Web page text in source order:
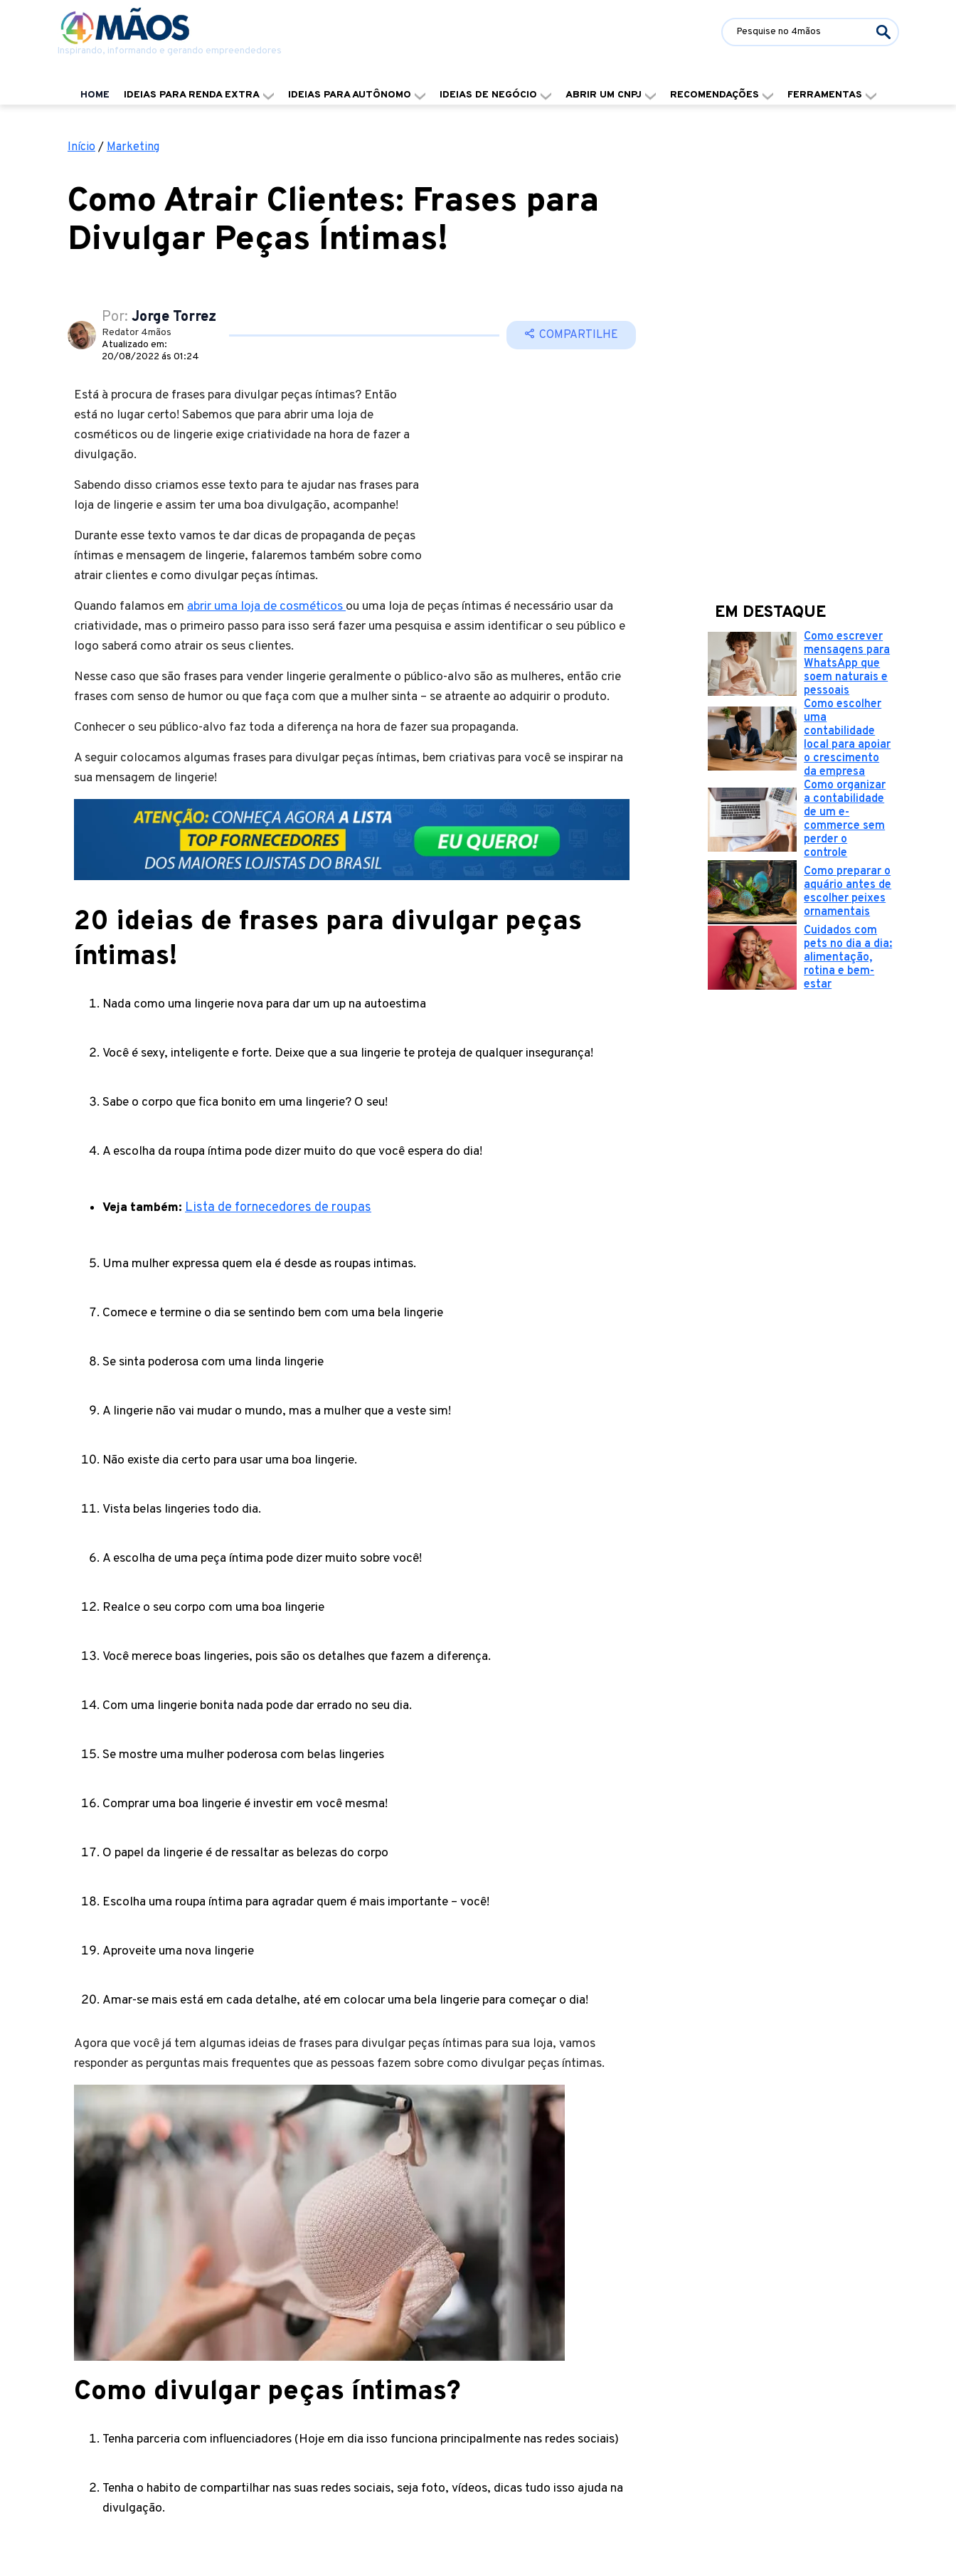
Inspirando, informando e gerando empreendedores
HOME IDEIAS PARA RENDA EXTRA IDEIAS PARA AUTÔNOMO IDEIAS DE NEGÓCIO ABRIR UM CNPJ RECOMENDAÇÕES FERRAMENTAS
Início / Marketing
Como Atrair Clientes: Frases para
Divulgar Peças Íntimas!
Por: Jorge Torrez
Redator 4mãos
Atualizado em:
20/08/2022 ás 01:24
COMPARTILHE
Está à procura de frases para divulgar peças íntimas? Então
está no lugar certo! Sabemos que para abrir uma loja de
cosméticos ou de lingerie exige criatividade na hora de fazer a
divulgação.
Sabendo disso criamos esse texto para te ajudar nas frases para
loja de lingerie e assim ter uma boa divulgação, acompanhe!
Durante esse texto vamos te dar dicas de propaganda de peças
íntimas e mensagem de lingerie, falaremos também sobre como
atrair clientes e como divulgar peças íntimas.
Quando falamos em abrir uma loja de cosméticos ou uma loja de peças íntimas é necessário usar da
criatividade, mas o primeiro passo para isso será fazer uma pesquisa e assim identificar o seu público e
logo saberá como atrair os seus clientes.
Nesse caso que são frases para vender lingerie geralmente o público-alvo são as mulheres, então crie
frases com senso de humor ou que faça com que a mulher sinta – se atraente ao adquirir o produto.
Conhecer o seu público-alvo faz toda a diferença na hora de fazer sua propaganda.
A seguir colocamos algumas frases para divulgar peças íntimas, bem criativas para você se inspirar na
sua mensagem de lingerie!
20 ideias de frases para divulgar peças
íntimas!
Nada como uma lingerie nova para dar um up na autoestima
Você é sexy, inteligente e forte. Deixe que a sua lingerie te proteja de qualquer insegurança!
Sabe o corpo que fica bonito em uma lingerie? O seu!
A escolha da roupa íntima pode dizer muito do que você espera do dia!
Veja também: Lista de fornecedores de roupas
Uma mulher expressa quem ela é desde as roupas intimas.
Comece e termine o dia se sentindo bem com uma bela lingerie
Se sinta poderosa com uma linda lingerie
A lingerie não vai mudar o mundo, mas a mulher que a veste sim!
Não existe dia certo para usar uma boa lingerie.
Vista belas lingeries todo dia.
A escolha de uma peça íntima pode dizer muito sobre você!
Realce o seu corpo com uma boa lingerie
Você merece boas lingeries, pois são os detalhes que fazem a diferença.
Com uma lingerie bonita nada pode dar errado no seu dia.
Se mostre uma mulher poderosa com belas lingeries
Comprar uma boa lingerie é investir em você mesma!
O papel da lingerie é de ressaltar as belezas do corpo
Escolha uma roupa íntima para agradar quem é mais importante – você!
Aproveite uma nova lingerie
Amar-se mais está em cada detalhe, até em colocar uma bela lingerie para começar o dia!
Agora que você já tem algumas ideias de frases para divulgar peças íntimas para sua loja, vamos
responder as perguntas mais frequentes que as pessoas fazem sobre como divulgar peças íntimas.
Como divulgar peças íntimas?
Tenha parceria com influenciadores (Hoje em dia isso funciona principalmente nas redes sociais)
Tenha o habito de compartilhar nas suas redes sociais, seja foto, vídeos, dicas tudo isso ajuda na
divulgação.
EM DESTAQUE
Como escrever
mensagens para
WhatsApp que
soem naturais e
pessoais
Como escolher
uma
contabilidade
local para apoiar
o crescimento
da empresa
Como organizar
a contabilidade
de um e-
commerce sem
perder o
controle
Como preparar o
aquário antes de
escolher peixes
ornamentais
Cuidados com
pets no dia a dia:
alimentação,
rotina e bem-
estar